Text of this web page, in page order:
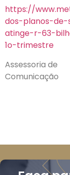
https://
dos-planos-de-
atinge-r-63-
1o-trimestre
Assessoria de
Comunicação